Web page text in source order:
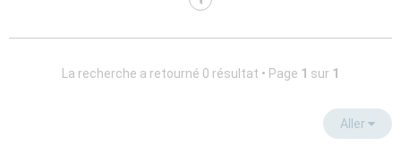
La recherche a retourné 0 résultat • Page 1 sur 1
Aller